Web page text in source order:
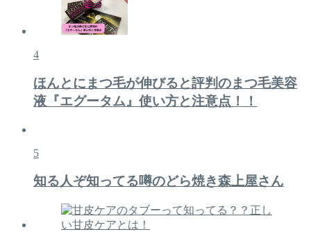
4
ほんとにまつ毛が伸びると評判のまつ毛美容
液『エグータム』使い方と注意点！！
5
知る人ぞ知ってる噂のどら焼き森上屋さん